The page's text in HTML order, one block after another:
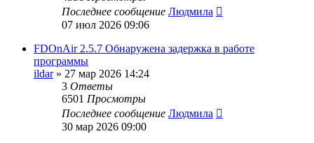
Последнее сообщение Людмила
07 июл 2026 09:06
FDOnAir 2.5.7 Обнаружена задержка в работе
программы
ildar» 27 мар 2026 14:24
3 Ответы
6501 Просмотры
Последнее сообщение Людмила
30 мар 2026 09:00